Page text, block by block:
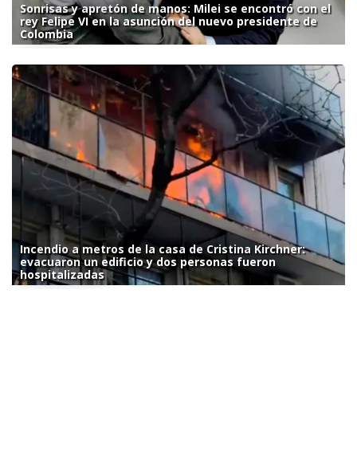
Sonrisas y apretón de manos: Milei se encontró con el
rey Felipe VI en la asunción del nuevo presidente de
Colombia
Incendio a metros de la casa de Cristina Kirchner:
evacuaron un edificio y dos personas fueron
hospitalizadas